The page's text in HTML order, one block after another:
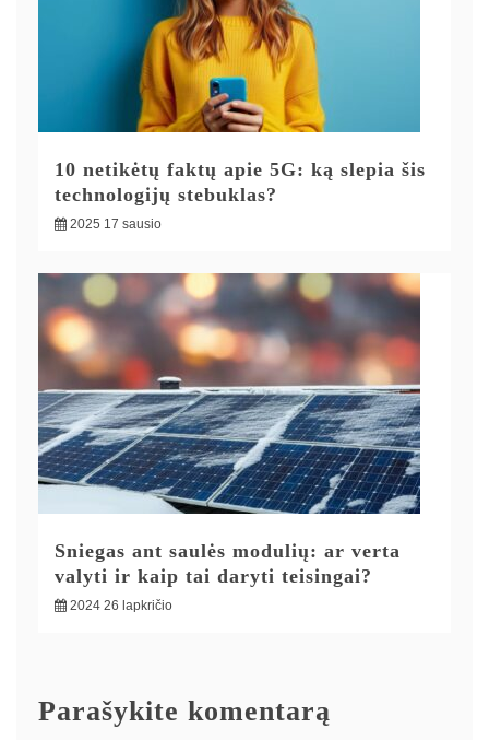
10 netikėtų faktų apie 5G: ką slepia šis
technologijų stebuklas?
2025 17 sausio
Sniegas ant saulės modulių: ar verta
valyti ir kaip tai daryti teisingai?
2024 26 lapkričio
Parašykite komentarą